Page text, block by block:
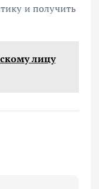
и получить
лицу